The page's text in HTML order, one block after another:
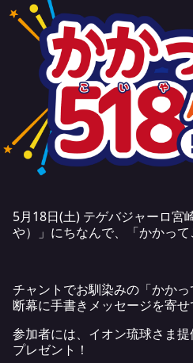
5月18日(土) テゲバジャーロ宮
や）」にちなんで、「かかっ
チャントでお馴染みの「かか
断幕に手書きメッセージを寄
参加者には、イオン琉球さま
プレゼント！